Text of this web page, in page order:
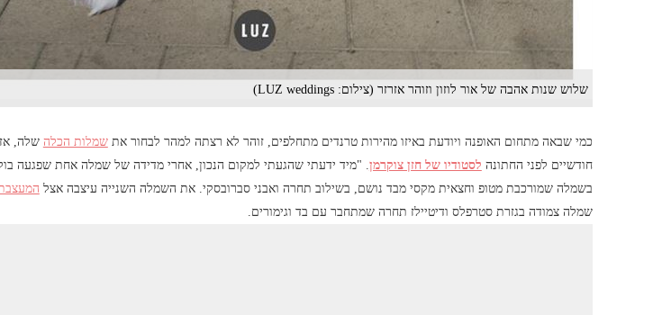
שלוש שנות אהבה של אור לוזון וזוהר אזרזר (צילום: LUZ weddings)
כמי שבאה מתחום האופנה ויודעת באיזו מהירות טרנדים מתחלפים, זוהר לא רצתה למהר לבחור אתשמלות הכלה שלה,
חודשיים לפני החתונה לסטודיו של חזן צוקרמן. "מיד ידעתי שהגעתי למקום הנכון, אחרי מדידה של שמלה אחת שפגעה
בשמלה שמורכבת מטופ וחצאית מקסי מבד נושם, בשילוב תחרה ואבני סברובסקי. את השמלה השנייה עיצבה אצל
שמלה צמודה בגזרת סטרפלס ודיטיילז תחרה שמתחבר עם בד וגימורים.